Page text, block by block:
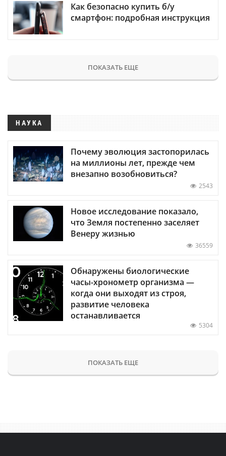
Как безопасно купить б/у
смартфон: подробная инструкция
ПОКАЗАТЬ ЕЩЕ
НАУКА
Почему эволюция застопорилась
на миллионы лет, прежде чем
внезапно возобновиться?
2543
Новое исследование показало,
что Земля постепенно заселяет
Венеру жизнью
36559
Обнаружены биологические
часы-хронометр организма —
когда они выходят из строя,
развитие человека
останавливается
5304
ПОКАЗАТЬ ЕЩЕ